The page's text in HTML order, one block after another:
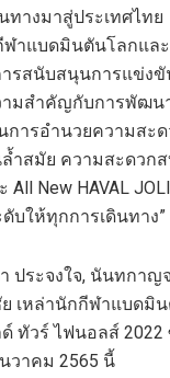
างมาสู่ประเทศไทย
ฬาแบดมินตันโลกและ
ารสนับสนุนการแข่ง
ามสำคัญกับการพัฒน
การอำนวยความสะ
ำสมัย ความสะดวกส
New HAVAL
บให้ทุกการเดินทาง”
ประจงใจ, นันทกาญ
ย เหล่านักกีฬาแบดมิ
ทัวร์ ไฟนอลส์ 2022
วาคม 2565 นี้